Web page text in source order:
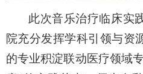
此次音乐治疗临床实
院充分发挥学科引领与资
的专业积淀联动医疗领域